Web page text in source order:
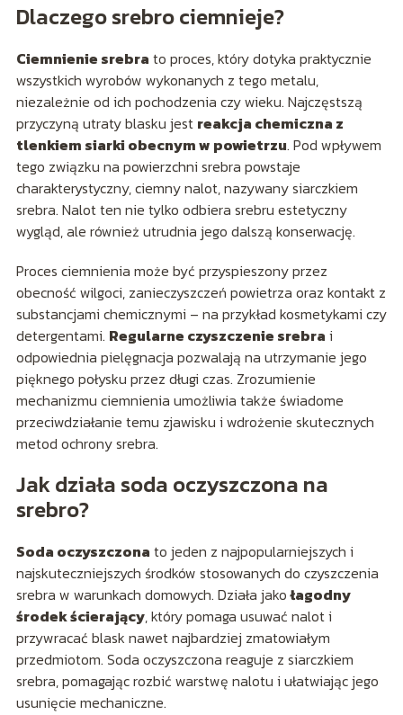
Dlaczego srebro ciemnieje?
Ciemnienie srebra to proces, który dotyka praktycznie
wszystkich wyrobów wykonanych z tego metalu,
niezależnie od ich pochodzenia czy wieku. Najczęstszą
przyczyną utraty blasku jest reakcja chemiczna z
tlenkiem siarki obecnym w powietrzu. Pod wpływem
tego związku na powierzchni srebra powstaje
charakterystyczny, ciemny nalot, nazywany siarczkiem
srebra. Nalot ten nie tylko odbiera srebru estetyczny
wygląd, ale również utrudnia jego dalszą konserwację.
Proces ciemnienia może być przyspieszony przez
obecność wilgoci, zanieczyszczeń powietrza oraz kontakt z
substancjami chemicznymi – na przykład kosmetykami czy
detergentami. Regularne czyszczenie srebra i
odpowiednia pielęgnacja pozwalają na utrzymanie jego
pięknego połysku przez długi czas. Zrozumienie
mechanizmu ciemnienia umożliwia także świadome
przeciwdziałanie temu zjawisku i wdrożenie skutecznych
metod ochrony srebra.
Jak działa soda oczyszczona na
srebro?
Soda oczyszczona to jeden z najpopularniejszych i
najskuteczniejszych środków stosowanych do czyszczenia
srebra w warunkach domowych. Działa jakołagodny
środek ścierający, który pomaga usuwać nalot i
przywracać blask nawet najbardziej zmatowiałym
przedmiotom. Soda oczyszczona reaguje z siarczkiem
srebra, pomagając rozbić warstwę nalotu i ułatwiając jego
usunięcie mechaniczne.